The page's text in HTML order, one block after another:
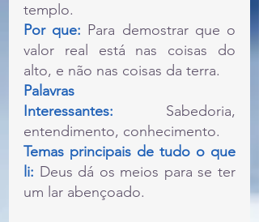
templo.
Por que: Para demostrar que o
valor real está nas coisas do
alto, e não nas coisas da terra.
Palavras
Interessantes:
Sabedoria,
entendimento, conhecimento.
Temas principais de tudo o que
li: Deus dá os meios para se ter
um lar abençoado.